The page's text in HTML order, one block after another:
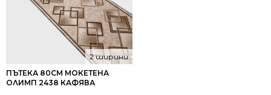
ПЪТЕКА 80СМ МОКЕТЕНА
ОЛИМП 2438 КАФЯВА
2 ширини